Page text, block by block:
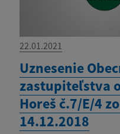
22.01.2021
Uznesenie
zastupiteľstva
Horeš č.7/E/4
14.12.2018